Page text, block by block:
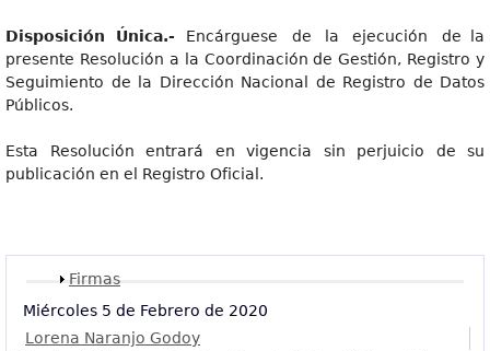
Disposición Única.- Encárguese de la ejecución de la
presente Resolución a la Coordinación de Gestión, Registro y
Seguimiento de la Dirección Nacional de Registro de Datos
Públicos.
Esta Resolución entrará en vigencia sin perjuicio de su
publicación en el Registro Oficial.
Mostrar
Firmas
Miércoles 5 de Febrero de 2020
Lorena Naranjo Godoy